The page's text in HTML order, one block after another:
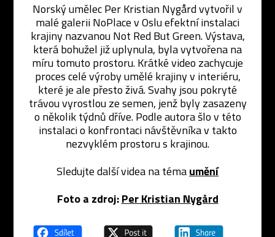
Norský umělec Per Kristian Nygård vytvořil v
malé galerii NoPlace v Oslu efektní instalaci
krajiny nazvanou Not Red But Green. Výstava,
která bohužel již uplynula, byla vytvořena na
míru tomuto prostoru. Krátké video zachycuje
proces celé výroby umělé krajiny v interiéru,
které je ale přesto živá. Svahy jsou pokryté
trávou vyrostlou ze semen, jenž byly zasazeny
o několik týdnů dříve. Podle autora šlo v této
instalaci o konfrontaci návštěvníka v takto
nezvyklém prostoru s krajinou.
Sledujte další videa na témaumění
Foto a zdroj: Per Kristian Nygård